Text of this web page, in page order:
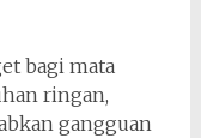
bagi mata
ringan,
gangguan